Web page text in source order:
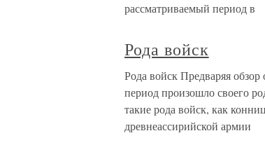
рассматриваемый период в
Рода войск
Рода войск Предваряя
период произошло своего
такие рода войск, как
древнеассирийской армии